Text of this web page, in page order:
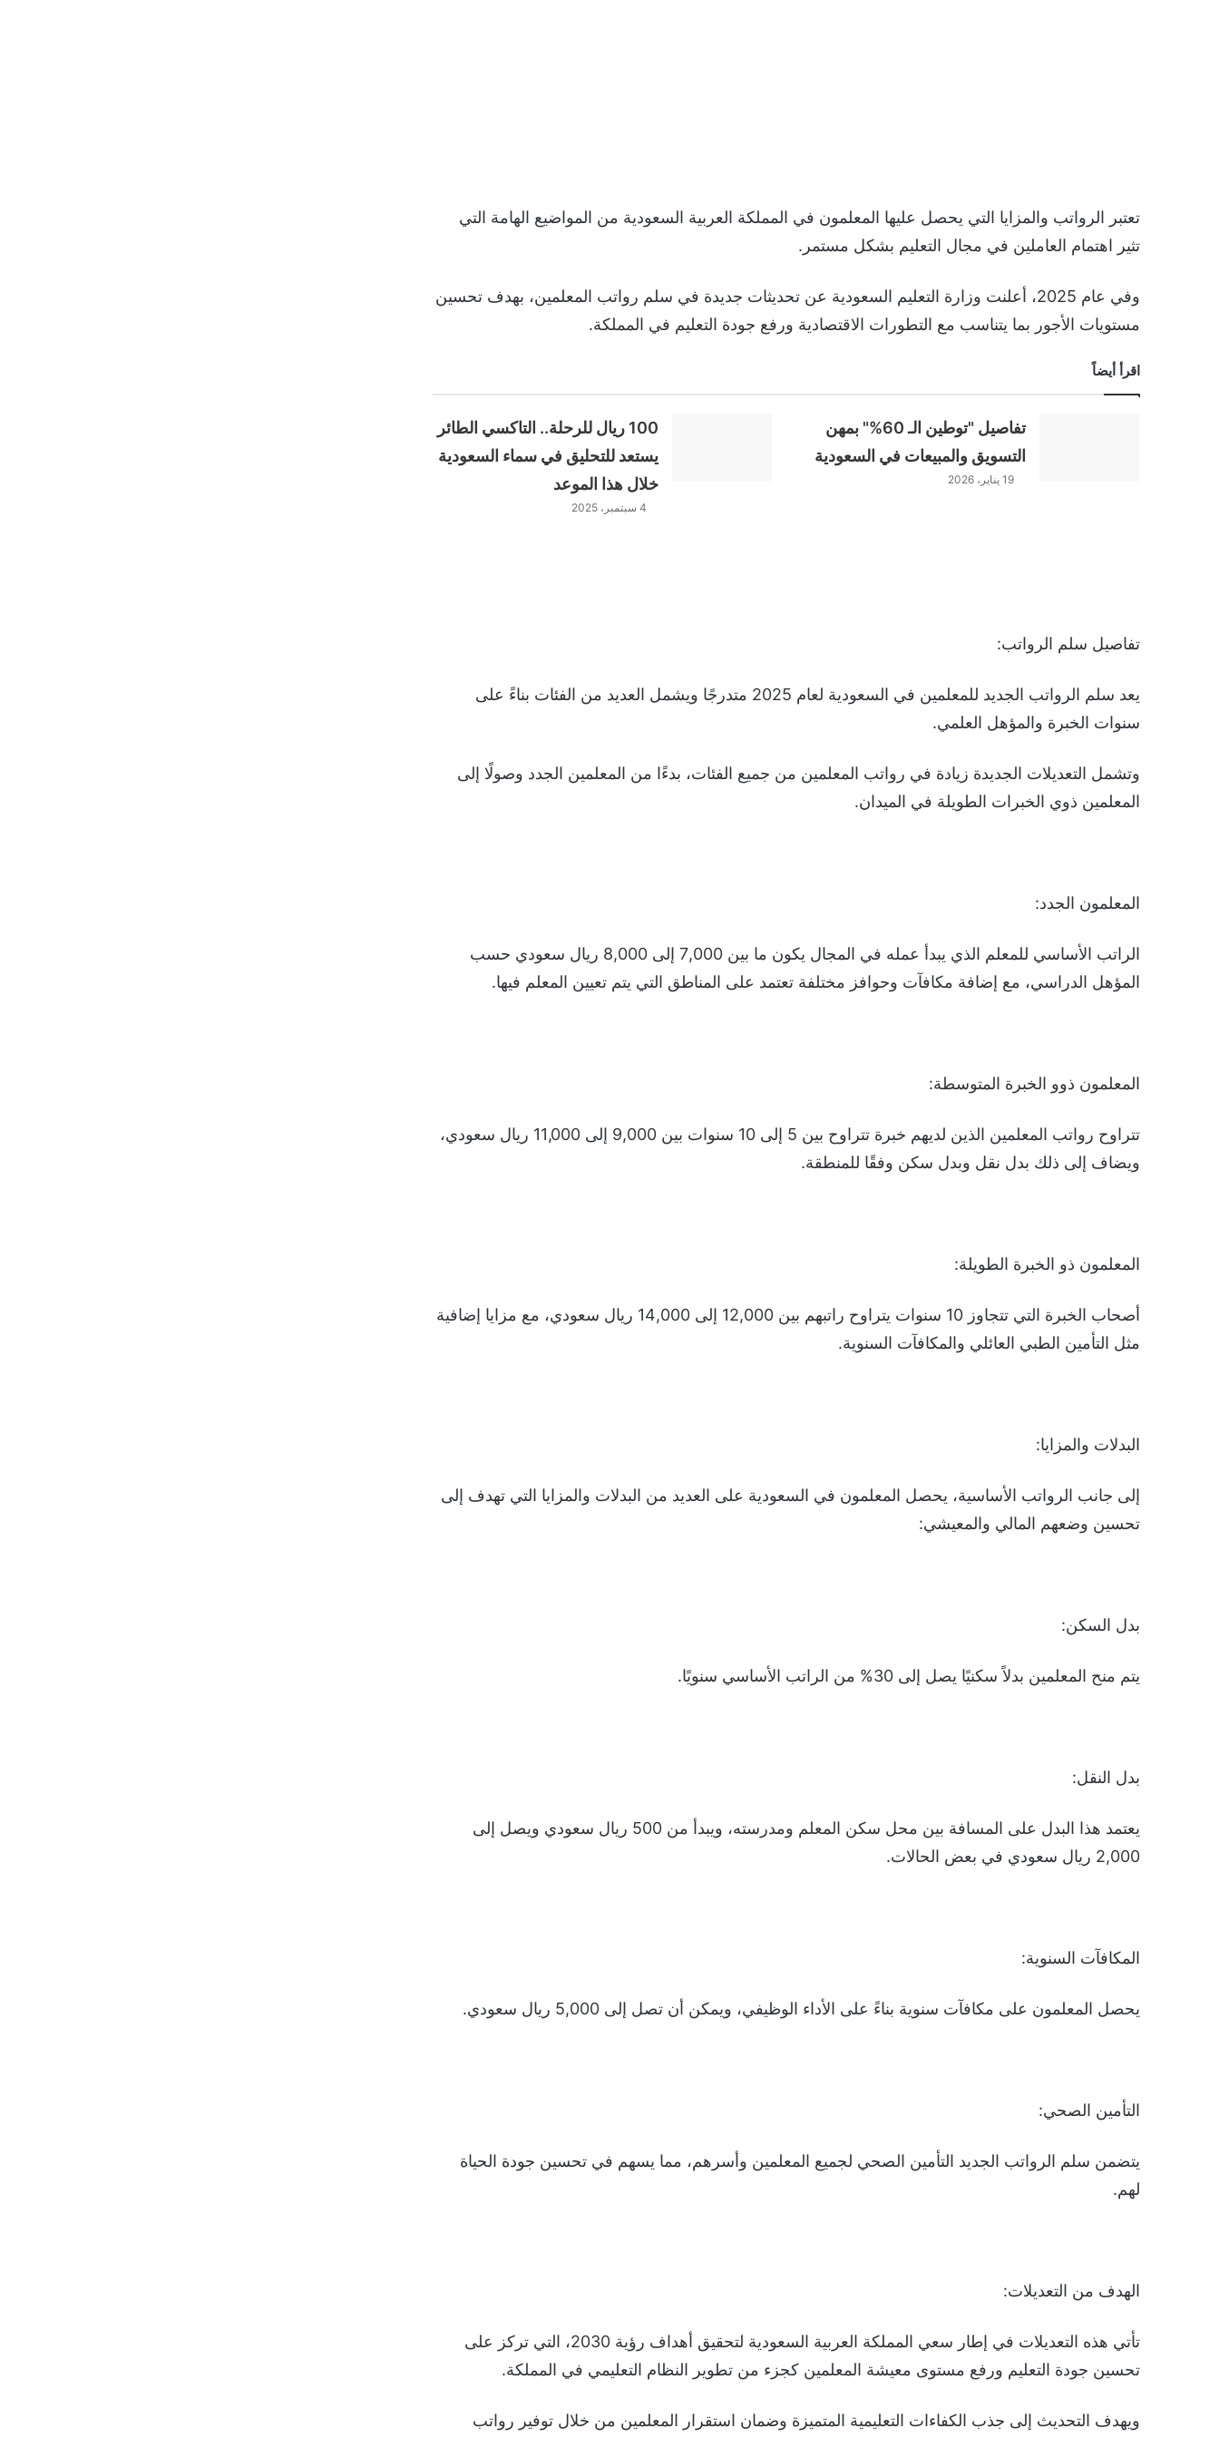
تعتبر الرواتب والمزايا التي يحصل عليها المعلمون في المملكة العربية السعودية من المواضيع الهامة التي
تثير اهتمام العاملين في مجال التعليم بشكل مستمر.
وفي عام 2025، أعلنت وزارة التعليم السعودية عن تحديثات جديدة في سلم رواتب المعلمين، بهدف تحسين
مستويات الأجور بما يتناسب مع التطورات الاقتصادية ورفع جودة التعليم في المملكة.
اقرأ أيضاً
تفاصيل "توطين الـ 60%" بمهن
التسويق والمبيعات في السعودية
19 يناير، 2026
100 ريال للرحلة.. التاكسي الطائر
يستعد للتحليق في سماء السعودية
خلال هذا الموعد
4 سبتمبر، 2025
تفاصيل سلم الرواتب:
يعد سلم الرواتب الجديد للمعلمين في السعودية لعام 2025 متدرجًا ويشمل العديد من الفئات بناءً على
سنوات الخبرة والمؤهل العلمي.
وتشمل التعديلات الجديدة زيادة في رواتب المعلمين من جميع الفئات، بدءًا من المعلمين الجدد وصولًا إلى
المعلمين ذوي الخبرات الطويلة في الميدان.
المعلمون الجدد:
الراتب الأساسي للمعلم الذي يبدأ عمله في المجال يكون ما بين 7,000 إلى 8,000 ريال سعودي حسب
المؤهل الدراسي، مع إضافة مكافآت وحوافز مختلفة تعتمد على المناطق التي يتم تعيين المعلم فيها.
المعلمون ذوو الخبرة المتوسطة:
تتراوح رواتب المعلمين الذين لديهم خبرة تتراوح بين 5 إلى 10 سنوات بين 9,000 إلى 11,000 ريال سعودي،
ويضاف إلى ذلك بدل نقل وبدل سكن وفقًا للمنطقة.
المعلمون ذو الخبرة الطويلة:
أصحاب الخبرة التي تتجاوز 10 سنوات يتراوح راتبهم بين 12,000 إلى 14,000 ريال سعودي، مع مزايا إضافية
مثل التأمين الطبي العائلي والمكافآت السنوية.
البدلات والمزايا:
إلى جانب الرواتب الأساسية، يحصل المعلمون في السعودية على العديد من البدلات والمزايا التي تهدف إلى
تحسين وضعهم المالي والمعيشي:
بدل السكن:
يتم منح المعلمين بدلاً سكنيًا يصل إلى 30% من الراتب الأساسي سنويًا.
بدل النقل:
يعتمد هذا البدل على المسافة بين محل سكن المعلم ومدرسته، ويبدأ من 500 ريال سعودي ويصل إلى
2,000 ريال سعودي في بعض الحالات.
المكافآت السنوية:
يحصل المعلمون على مكافآت سنوية بناءً على الأداء الوظيفي، ويمكن أن تصل إلى 5,000 ريال سعودي.
التأمين الصحي:
يتضمن سلم الرواتب الجديد التأمين الصحي لجميع المعلمين وأسرهم، مما يسهم في تحسين جودة الحياة
لهم.
الهدف من التعديلات:
تأتي هذه التعديلات في إطار سعي المملكة العربية السعودية لتحقيق أهداف رؤية 2030، التي تركز على
تحسين جودة التعليم ورفع مستوى معيشة المعلمين كجزء من تطوير النظام التعليمي في المملكة.
ويهدف التحديث إلى جذب الكفاءات التعليمية المتميزة وضمان استقرار المعلمين من خلال توفير رواتب